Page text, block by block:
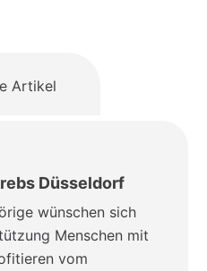
Artikel
Düsseldorf
wünschen sich
Menschen mit
vom